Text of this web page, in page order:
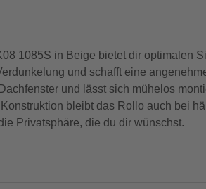
1085S in Beige bietet dir optimalen
und schafft eine
und lässt sich mühelos
bleibt das Rollo auch bei
Privatsphäre, die du dir wünschst.